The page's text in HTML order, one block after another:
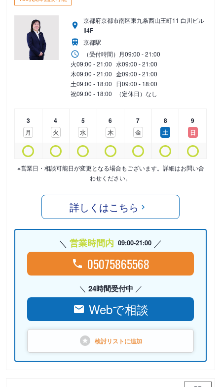
京都府京都市南区東九条西山王町11 白川ビル
Ⅱ4F
京都駅
（受付時間） 月09:00 - 21:00
火09:00 - 21:00 水09:00 - 21:00
木09:00 - 21:00 金09:00 - 21:00
土09:00 - 18:00 日09:00 - 18:00
祝09:00 - 18:00 （定休日）なし
3
月
4
火
5
水
6
木
7
金
8
土
9
日
※営業日・相談可能日が変更となる場合もございます。詳細はお問い合
わせください。
詳しくはこちら
営業時間内 09:00-21:00
05075865568
24時間受付中
Webで相談
検討リストに追加